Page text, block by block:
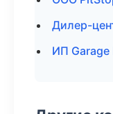
Дилер-
ИП